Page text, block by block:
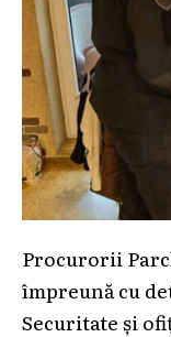
Procurorii
împreună cu
Securitate și